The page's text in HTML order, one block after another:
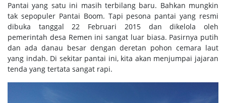
Pantai yang satu ini masih terbilang baru. Bahkan mungkin
tak sepopuler Pantai Boom. Tapi pesona pantai yang resmi
dibuka tanggal 22 Februari 2015 dan dikelola oleh
pemerintah desa Remen ini sangat luar biasa. Pasirnya putih
dan ada danau besar dengan deretan pohon cemara laut
yang indah. Di sekitar pantai ini, kita akan menjumpai jajaran
tenda yang tertata sangat rapi.